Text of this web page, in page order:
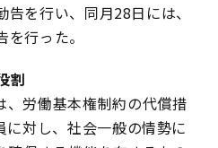
を行い、同月28日には、
行った。
割
、労働基本権制約の代償措
に対し、社会一般の情勢に